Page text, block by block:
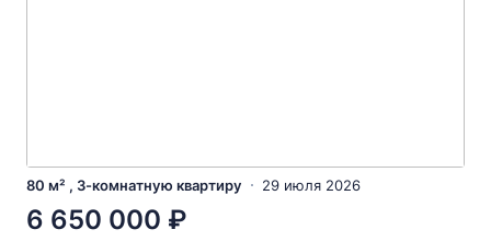
80 м² , 3-комнатную квартиру 29 июля 2026
6 650 000 ₽